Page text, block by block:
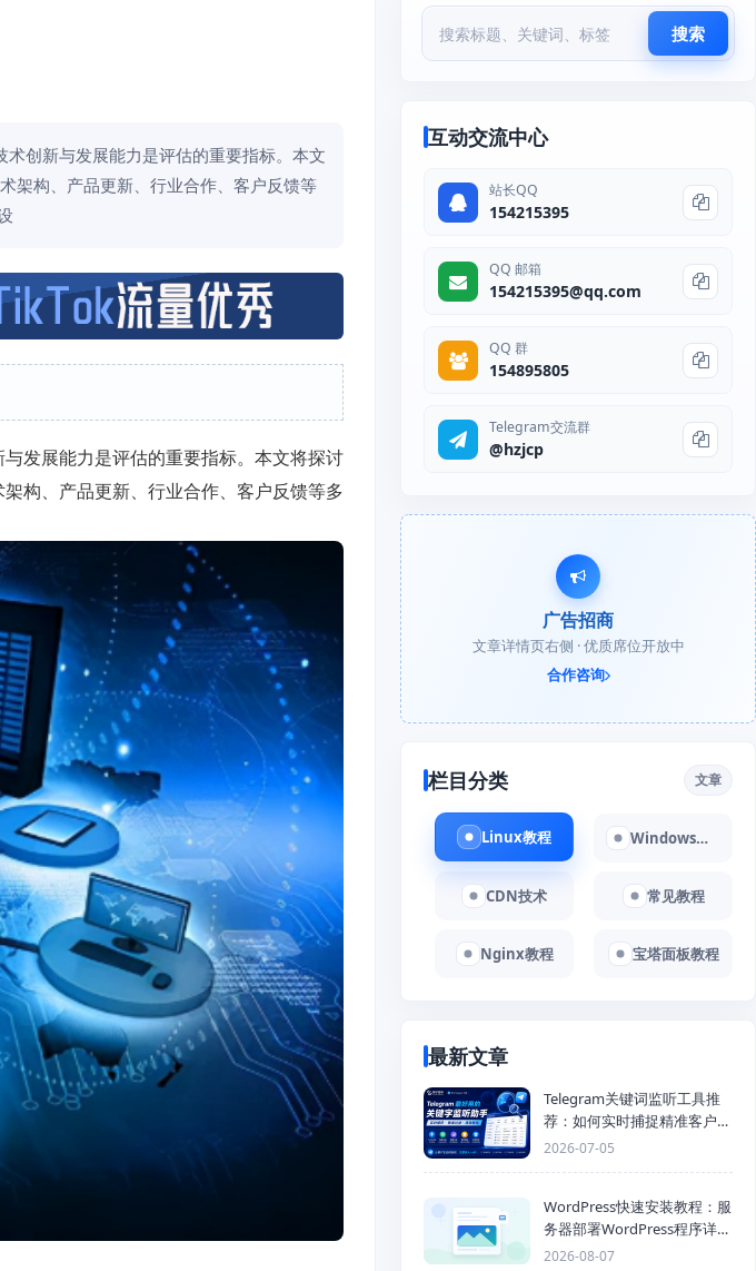
创新与发展能力是评估的重要指标。本文
架构、产品更新、行业合作、客户反馈等
发展能力是评估的重要指标。本文将探讨
构、产品更新、行业合作、客户反馈等多
搜索
互动交流中心
站长QQ
154215395
QQ 邮箱
154215395@qq.com
QQ 群
154895805
Telegram交流群
@hzjcp
广告招商
文章详情页右侧 · 优质席位开放中
合作咨询
栏目分类 文章
Linux教程 Windows教程
CDN技术 常见教程
Nginx教程 宝塔面板教程
最新文章
Telegram关键词监听工具推
荐：如何实时捕捉精准客户，
提高获客效率？
2026-07-05
WordPress快速安装教程：服
务器部署WordPress程序详细
步骤
2026-08-07